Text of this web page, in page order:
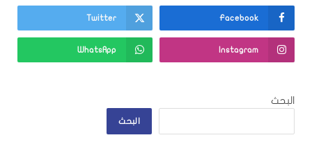
Facebook
Twitter
Instagram
WhatsApp
البحث
البحث